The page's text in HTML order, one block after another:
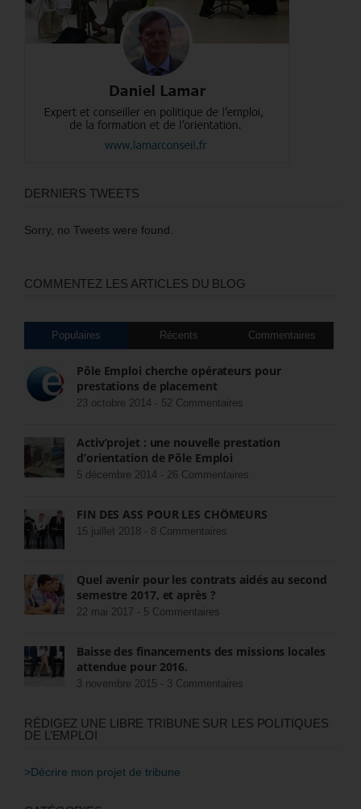
DERNIERS TWEETS
Sorry, no Tweets were found.
COMMENTEZ LES ARTICLES DU BLOG
Populaires Récents Commentaires
Pôle Emploi cherche opérateurs pour
prestations de placement
23 octobre 2014 - 52 Commentaires
Activ’projet : une nouvelle prestation
d’orientation de Pôle Emploi
5 décembre 2014 - 26 Commentaires
FIN DES ASS POUR LES CHÔMEURS
15 juillet 2018 - 8 Commentaires
Quel avenir pour les contrats aidés au second
semestre 2017, et après ?
22 mai 2017 - 5 Commentaires
Baisse des financements des missions locales
attendue pour 2016.
3 novembre 2015 - 3 Commentaires
RÉDIGEZ UNE LIBRE TRIBUNE SUR LES POLITIQUES
DE L’EMPLOI
>Décrire mon projet de tribune